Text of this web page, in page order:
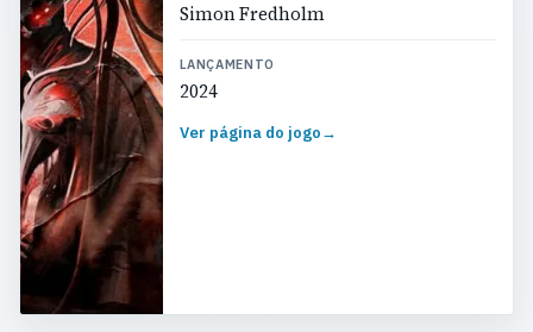
Simon Fredholm
LANÇAMENTO
2024
Ver página do jogo→